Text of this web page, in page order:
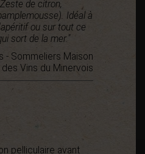
de citron,
Idéal à
ou sur tout ce
sort de la mer."
- Sommeliers Maison
des Vins du Minervois
pelliculaire avant